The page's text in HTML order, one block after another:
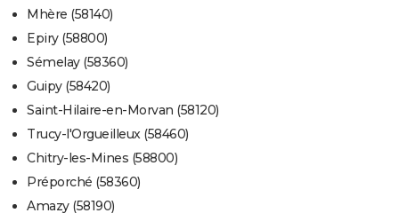
Mhère (58140)
Epiry (58800)
Sémelay (58360)
Guipy (58420)
Saint-Hilaire-en-Morvan (58120)
Trucy-l'Orgueilleux (58460)
Chitry-les-Mines (58800)
Préporché (58360)
Amazy (58190)